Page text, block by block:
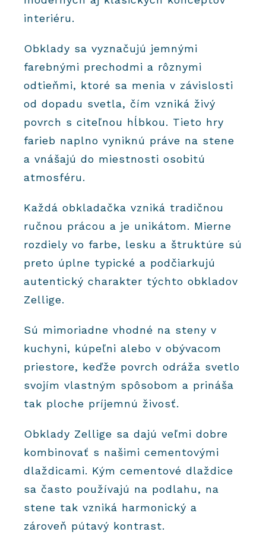
interiéru.
Obklady sa vyznačujú jemnými
farebnými prechodmi a rôznymi
odtieňmi, ktoré sa menia v závislosti
od dopadu svetla, čím vzniká živý
povrch s citeľnou hĺbkou. Tieto hry
farieb naplno vyniknú práve na stene
a vnášajú do miestnosti osobitú
atmosféru.
Každá obkladačka vzniká tradičnou
ručnou prácou a je unikátom. Mierne
rozdiely vo farbe, lesku a štruktúre sú
preto úplne typické a podčiarkujú
autentický charakter týchto obkladov
Zellige.
Sú mimoriadne vhodné na steny v
kuchyni, kúpeľni alebo v obývacom
priestore, keďže povrch odráža svetlo
svojím vlastným spôsobom a prináša
tak ploche príjemnú živosť.
Obklady Zellige sa dajú veľmi dobre
kombinovať s našimi cementovými
dlaždicami. Kým cementové dlaždice
sa často používajú na podlahu, na
stene tak vzniká harmonický a
zároveň pútavý kontrast.